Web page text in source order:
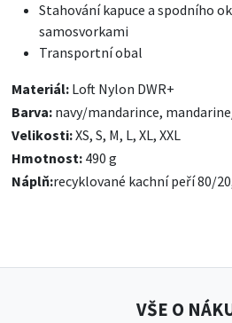
Stahování kapuce a spodního
samosvorkami
Transportní obal
Materiál: Loft Nylon DWR+
Barva: navy/mandarince,
Velikosti:XS, S, M, L, XL, XXL
Hmotnost: 490 g
Náplň:recyklované kachní peří 80/
VŠE O